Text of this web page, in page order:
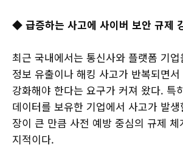
◆ 급증하는 사고에 사이버 보안 규제
최근 국내에서는 통신사와 플랫폼 기
정보 유출이나 해킹 사고가 반복되면
강화해야 한다는 요구가 커져 왔다. 특
데이터를 보유한 기업에서 사고가 발
장이 큰 만큼 사전 예방 중심의 규제 체
지적이다.